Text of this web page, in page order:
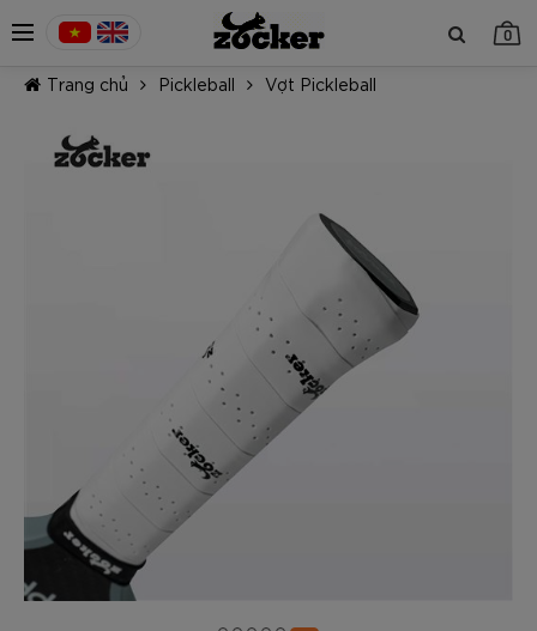
0
TIẾP TỤC MUA HÀNG
Trang chủ Pickleball Vợt Pickleball